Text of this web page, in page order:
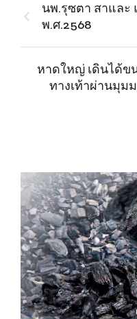
นพ.รุซตา สาและ
พ.ศ.2568
หาดใหญ่ เดินได้ข
ทางเท้าผ่านมุม